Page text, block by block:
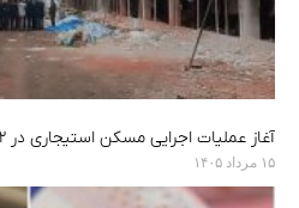
آغاز عملیات اجرایی مسکن استیجاری در ۱۲ شهر جدید
۱۵ مرداد ۱۴۰۵